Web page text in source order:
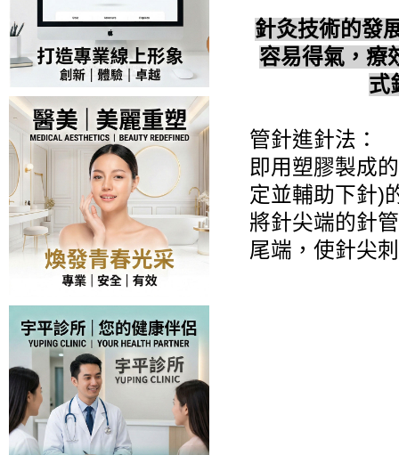
針灸技術的發
容易得氣，療
式
管針進針法：
即用塑膠製成
定並輔助下針)
將針尖端的針
尾端，使針尖